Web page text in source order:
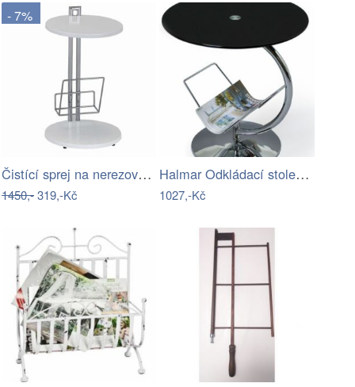
- 7%
Čistící sprej na nerezový povrch…
1450,-319,-Kč
Halmar Odkládací stolek Alma Čiré sklo
1027,-Kč